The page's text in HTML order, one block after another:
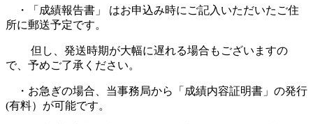
・「成績報告書」 はお申込み時にご記入いただいたご住
所に郵送予定です。
但し、発送時期が大幅に遅れる場合もございますの
で、予めご了承ください。
・お急ぎの場合、当事務局から「成績内容証明書」の発行
(有料）が可能です。